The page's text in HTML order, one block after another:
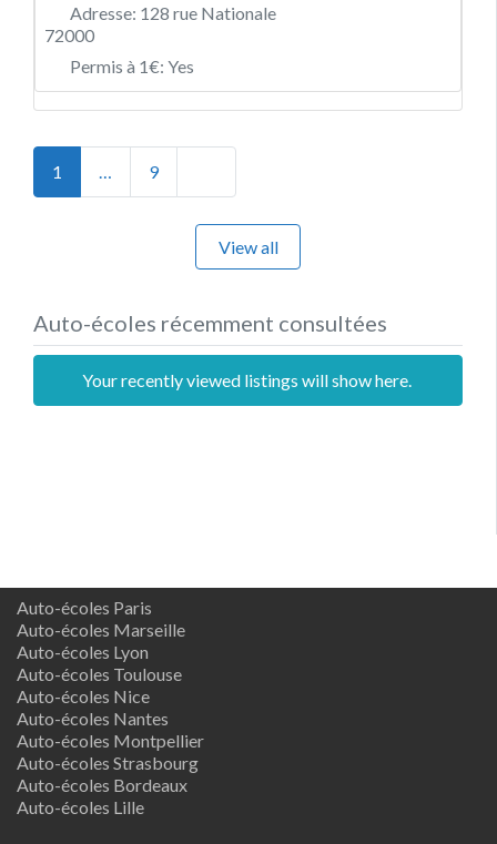
Adresse: 128 rue Nationale
72000
Permis à 1€: Yes
Posts navigation
1 9
View all
Auto-écoles récemment consultées
Your recently viewed listings will show here.
Auto-écoles Paris
Auto-écoles Marseille
Auto-écoles Lyon
Auto-écoles Toulouse
Auto-écoles Nice
Auto-écoles Nantes
Auto-écoles Montpellier
Auto-écoles Strasbourg
Auto-écoles Bordeaux
Auto-écoles Lille